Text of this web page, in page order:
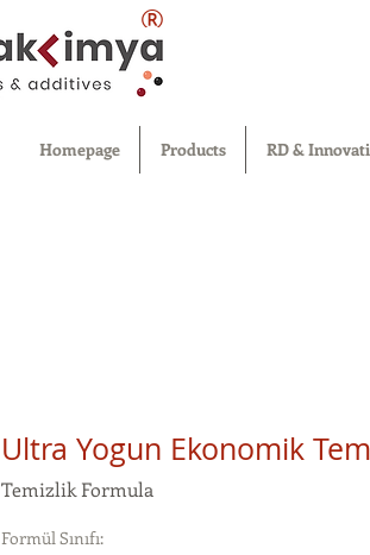
®
Homepage Products RD &
Ultra Yogun Ekonomik
Temizlik Formula
Formül Sınıfı: